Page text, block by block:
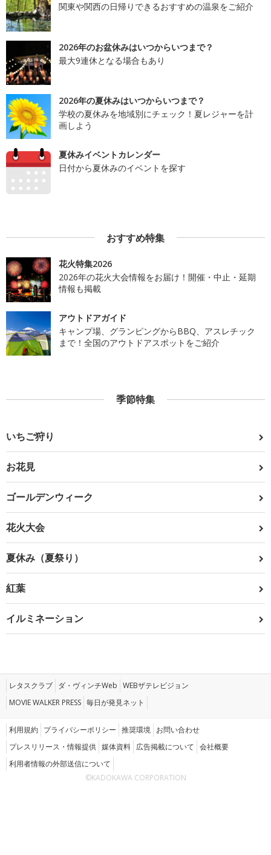
関東や関西の日帰りできるおすすめの温泉をご紹介
2026年のお盆休みはいつからいつまで？
最大9連休となる場合もあり
2026年の夏休みはいつからいつまで？
学校の夏休みを地域別にチェック！夏レジャーを計
画しよう
夏休みイベントカレンダー
日付から夏休みのイベントを探す
おすすめ特集
花火特集2026
2026年の花火大会情報をお届け！開催・中止・延期
情報も掲載
アウトドアガイド
キャンプ場、グランピングからBBQ、アスレチック
まで！全国のアウトドアスポットをご紹介
季節特集
いちご狩り
お花見
ゴールデンウィーク
花火大会
夏休み（夏祭り）
紅葉
イルミネーション
レタスクラブ ダ・ヴィンチWeb WEBザテレビジョン
MOVIE WALKER PRESS 毎日が発見ネット
利用規約 プライバシーポリシー 推奨環境 お問い合わせ
プレスリリース・情報提供 媒体資料 広告掲載について 会社概要
利用者情報の外部送信について
©KADOKAWA CORPORATION